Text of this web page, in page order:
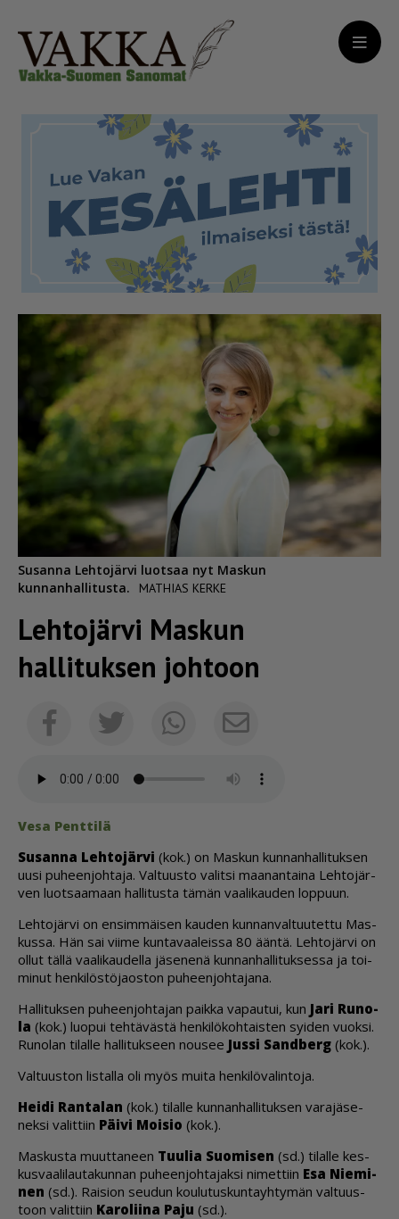
Susanna Lehtojärvi luotsaa nyt Maskun
kunnanhallitusta.
MATHIAS KERKE
Lehtojärvi Maskun
hallituksen johtoon
FacebookTwitterWhatsappSähköposti
Vesa Pent­ti­lä
Su­san­na Leh­to­jär­vi (kok.) on Mas­kun kun­nan­hal­li­tuk­sen
uu­si pu­heen­joh­ta­ja. Val­tuus­to va­lit­si maa­nan­tai­na Leh­to­jär­
ven luot­saa­maan hal­li­tus­ta tä­män vaa­li­kau­den lop­puun.
Leh­to­jär­vi on en­sim­mäi­sen kau­den kun­nan­val­tuu­tet­tu Mas­
kus­sa. Hän sai vii­me kun­ta­vaa­leis­sa 80 ään­tä. Leh­to­jär­vi on
ol­lut täl­lä vaa­li­kau­del­la jä­se­ne­nä kun­nan­hal­li­tuk­ses­sa ja toi­
mi­nut hen­ki­lös­tö­ja­os­ton pu­heen­joh­ta­ja­na.
Hal­li­tuk­sen pu­heen­joh­ta­jan paik­ka va­pau­tui, kun Jari Ru­no­
la (kok.) luo­pui teh­tä­väs­tä hen­ki­lö­koh­tais­ten syi­den vuok­si.
Ru­no­lan ti­lal­le hal­li­tuk­seen nou­see Jus­si Sand­berg (kok.).
Val­tuus­ton lis­tal­la oli myös mui­ta hen­ki­lö­va­lin­to­ja.
Hei­di Ran­ta­lan (kok.) ti­lal­le kun­nan­hal­li­tuk­sen va­ra­jä­se­
nek­si va­lit­tiin Päi­vi Moi­sio (kok.).
Mas­kus­ta muut­ta­neen Tuu­lia Suo­mi­sen (sd.) ti­lal­le kes­
kus­vaa­li­lau­ta­kun­nan pu­heen­joh­ta­jak­si ni­met­tiin Esa Nie­mi­
nen (sd.). Rai­si­on seu­dun kou­lu­tus­kun­ta­yh­ty­män val­tuus­
toon va­lit­tiin Ka­ro­lii­na Paju (sd.).